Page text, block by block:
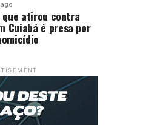
atirou contra
Cuiabá é presa por